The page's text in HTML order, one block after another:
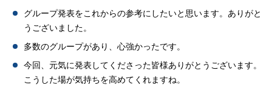
グループ発表をこれからの参考にしたいと思います。ありがと
うございました。
多数のグループがあり、心強かったです。
今回、元気に発表してくださった皆様ありがとうございます。
こうした場が気持ちを高めてくれますね。